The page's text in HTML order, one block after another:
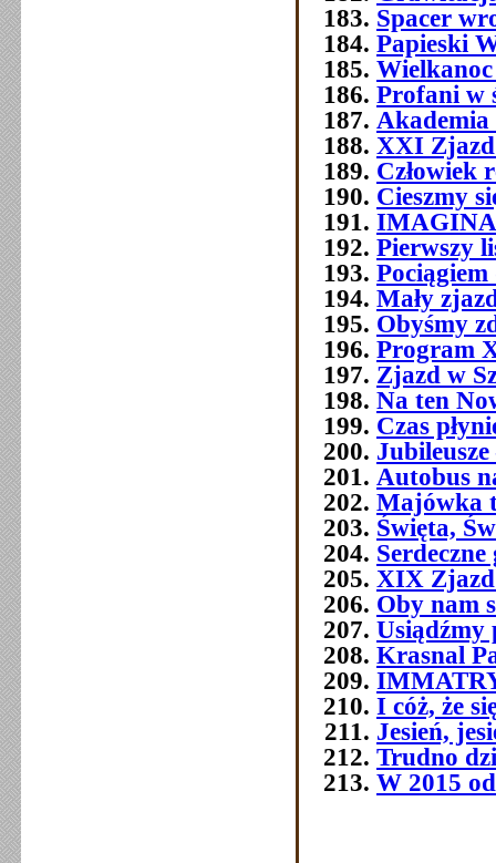
Spacer
Papieski
Profani w
XXI
Człowiek
Cieszmy
Pierwszy
Mały
Obyśmy
Program
Zjazd w
Na ten
Czas
Autobus
Majówka
Święta,
XIX
Oby nam
Usiądźmy
Krasnal
I cóż, że
Jesień,
Trudno
W 2015